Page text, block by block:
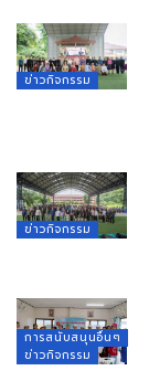
ข่าวกิจกรรม
ข่าวกิจกรรม
การสนับสนุนอื่นๆ
ข่าวกิจกรรม